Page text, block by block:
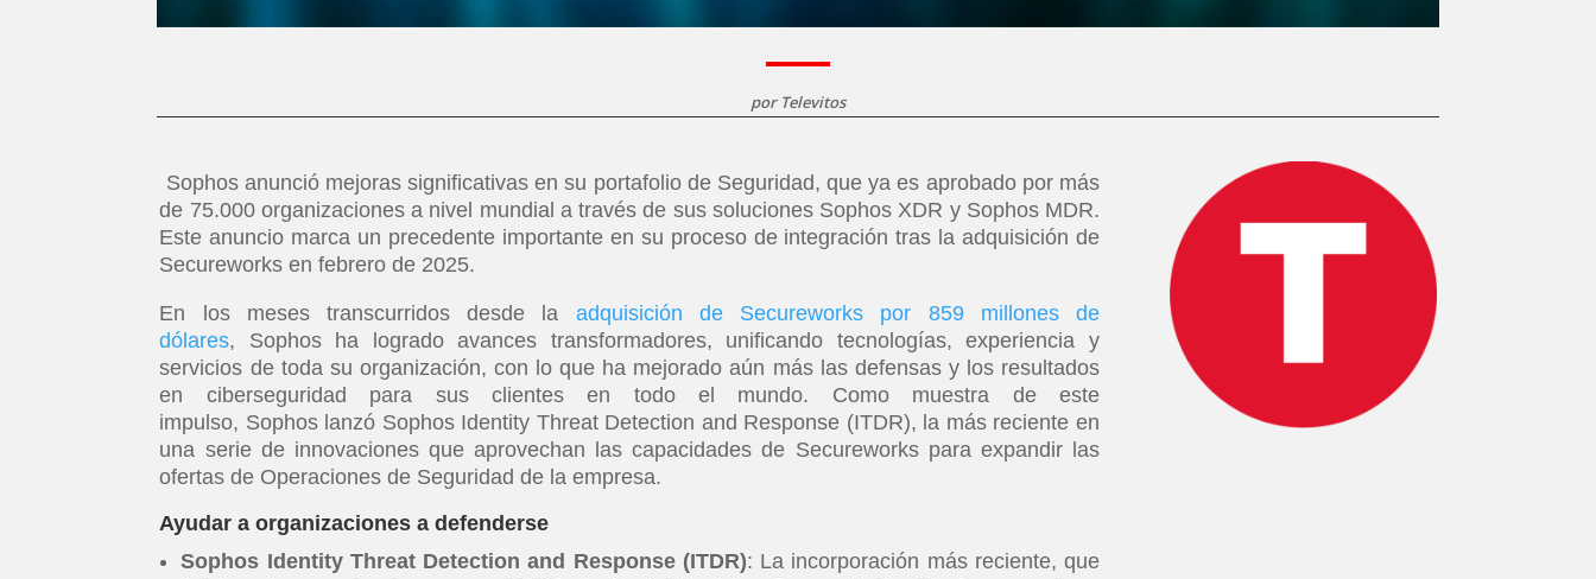
por Televitos
Sophos anunció mejoras significativas en su portafolio de Seguridad, que ya es aprobado por más
de 75.000 organizaciones a nivel mundial a través de sus soluciones Sophos XDR y Sophos MDR.
Este anuncio marca un precedente importante en su proceso de integración tras la adquisición de
Secureworks en febrero de 2025.
En los meses transcurridos desde la adquisición de Secureworks por 859 millones de
dólares, Sophos ha logrado avances transformadores, unificando tecnologías, experiencia y
servicios de toda su organización, con lo que ha mejorado aún más las defensas y los resultados
en ciberseguridad para sus clientes en todo el mundo. Como muestra de este
impulso, Sophos lanzó Sophos Identity Threat Detection and Response (ITDR), la más reciente en
una serie de innovaciones que aprovechan las capacidades de Secureworks para expandir las
ofertas de Operaciones de Seguridad de la empresa.
Ayudar a organizaciones a defenderse
Sophos Identity Threat Detection and Response (ITDR): La incorporación más reciente, que